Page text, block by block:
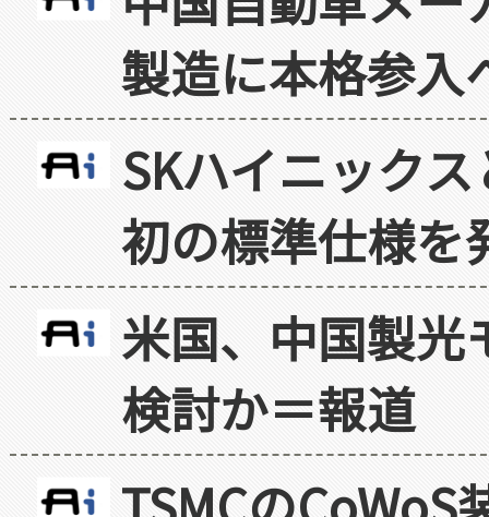
製造に本格参入
SKハイニック
初の標準仕様を
米国、中国製光
検討か＝報道